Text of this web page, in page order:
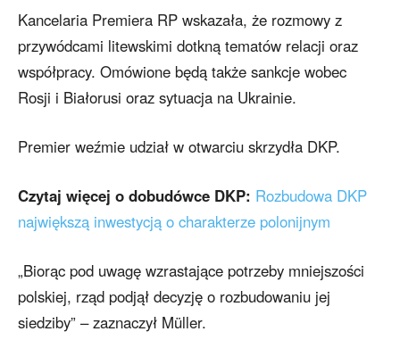
Kancelaria Premiera RP wskazała, że rozmowy z
przywódcami litewskimi dotkną tematów relacji oraz
współpracy. Omówione będą także sankcje wobec
Rosji i Białorusi oraz sytuacja na Ukrainie.
Premier weźmie udział w otwarciu skrzydła DKP.
Czytaj więcej o dobudówce DKP: Rozbudowa DKP
największą inwestycją o charakterze polonijnym
„Biorąc pod uwagę wzrastające potrzeby mniejszości
polskiej, rząd podjął decyzję o rozbudowaniu jej
siedziby” – zaznaczył Müller.